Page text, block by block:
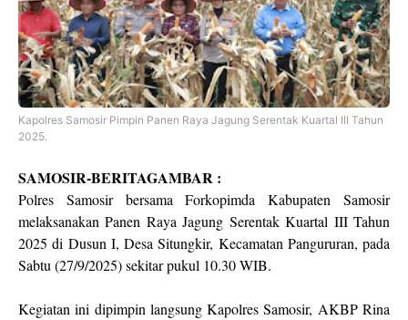
Kapolres Samosir Pimpin Panen Raya Jagung Serentak Kuartal III Tahun
2025.
SAMOSIR-BERITAGAMBAR :
Polres Samosir bersama Forkopimda Kabupaten Samosir
melaksanakan Panen Raya Jagung Serentak Kuartal III Tahun
2025 di Dusun I, Desa Situngkir, Kecamatan Pangururan, pada
Sabtu (27/9/2025) sekitar pukul 10.30 WIB.
Kegiatan ini dipimpin langsung Kapolres Samosir, AKBP Rina